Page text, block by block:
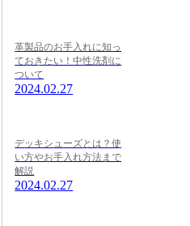
革製品のお手入れに知っ
ておきたい！中性洗剤に
ついて
2024.02.27
デッキシューズとは？使
い方やお手入れ方法まで
解説
2024.02.27